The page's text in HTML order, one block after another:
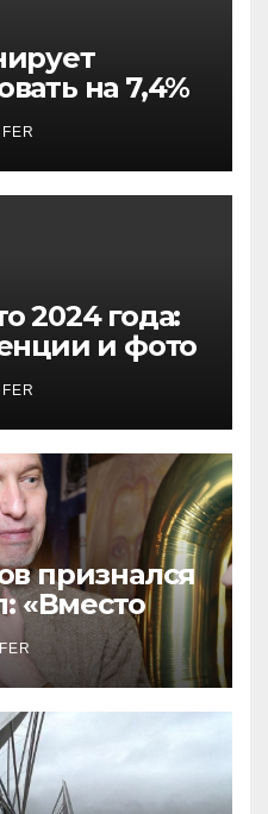
на 7,4%
и
2024 года:
и фото
признался
«Вместо